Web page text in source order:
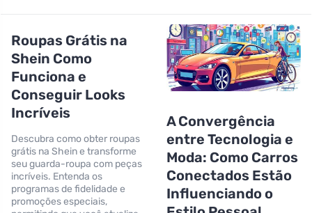
Roupas Grátis na
Shein Como
Funciona e
Conseguir Looks
Incríveis
Descubra como obter roupas
grátis na Shein e transforme
seu guarda-roupa com peças
incríveis. Entenda os
programas de fidelidade e
promoções especiais,
A Convergência
entre Tecnologia e
Moda: Como Carros
Conectados Estão
Influenciando o